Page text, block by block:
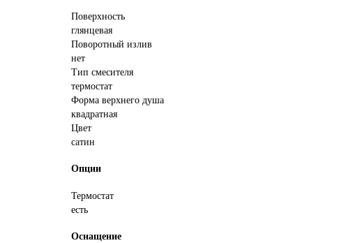
Поверхность
глянцевая
Поворотный излив
нет
Тип смесителя
термостат
Форма верхнего душа
квадратная
Цвет
сатин
Опции
Термостат
есть
Оснащение